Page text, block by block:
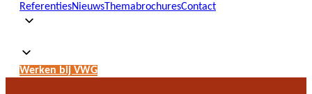
ReferentiesNieuwsThemabrochuresContact
Werken bij VWG